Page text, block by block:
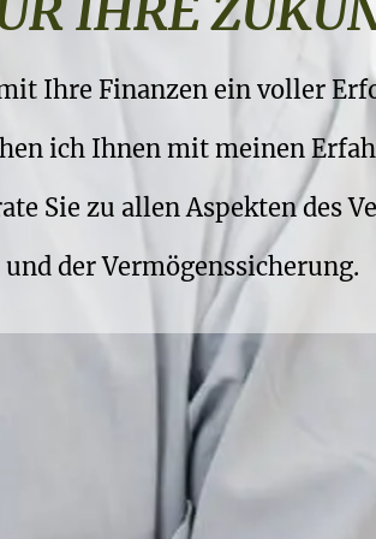
IHRE
Ihre Finanzen ein voller
ich Ihnen mit meinen
Sie zu allen Aspekten des
der Vermögenssicherung.
Vorsorge gehört in sichere
Sie Ihren Ruhestand
die Früchte Ihrer Arbeit